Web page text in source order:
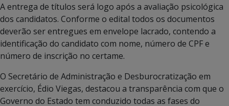
A entrega de títulos será logo após a avaliação psicológica
dos candidatos. Conforme o edital todos os documentos
deverão ser entregues em envelope lacrado, contendo a
identificação do candidato com nome, número de CPF e
número de inscrição no certame.
O Secretário de Administração e Desburocratização em
exercício, Édio Viegas, destacou a transparência com que o
Governo do Estado tem conduzido todas as fases do